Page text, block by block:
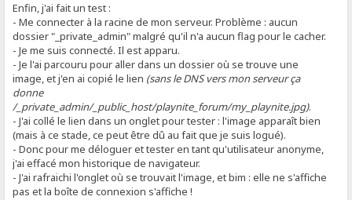
Enfin, j'ai fait un test :
- Me connecter à la racine de mon serveur. Problème : aucun
dossier "_private_admin" malgré qu'il n'a aucun flag pour le cacher.
- Je me suis connecté. Il est apparu.
- Je l'ai parcouru pour aller dans un dossier où se trouve une
image, et j'en ai copié le lien (sans le DNS vers mon serveur ça
donne
/_private_admin/_public_host/playnite_forum/my_playnite.jpg).
- J'ai collé le lien dans un onglet pour tester : l'image apparaît bien
(mais à ce stade, ce peut être dû au fait que je suis logué).
- Donc pour me déloguer et tester en tant qu'utilisateur anonyme,
j'ai effacé mon historique de navigateur.
- J'ai rafraichi l'onglet où se trouvait l'image, et bim : elle ne s'affiche
pas et la boîte de connexion s'affiche !